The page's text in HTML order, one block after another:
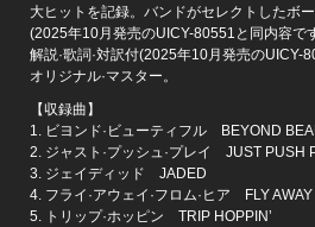
大ヒットを記録。バンドがセレクトしたボ
(2025年10月発売のUICY-80551と同内容で
解説·歌詞·対訳付(2025年10月発売のUICY-
オリジナル·マスター。
【収録曲】
1. ビヨンド·ビューティフル BEYOND
2. ジャスト·プッシュ·プレイ JUST PUSH
3. ジェイディッド JADED
4. フライ·アウェイ·フロム·ヒア FLY
5. トリップ·ホッピン TRIP HOPPIN’